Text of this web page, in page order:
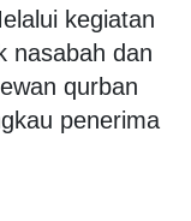
kegiatan
nasabah dan
qurban
penerima